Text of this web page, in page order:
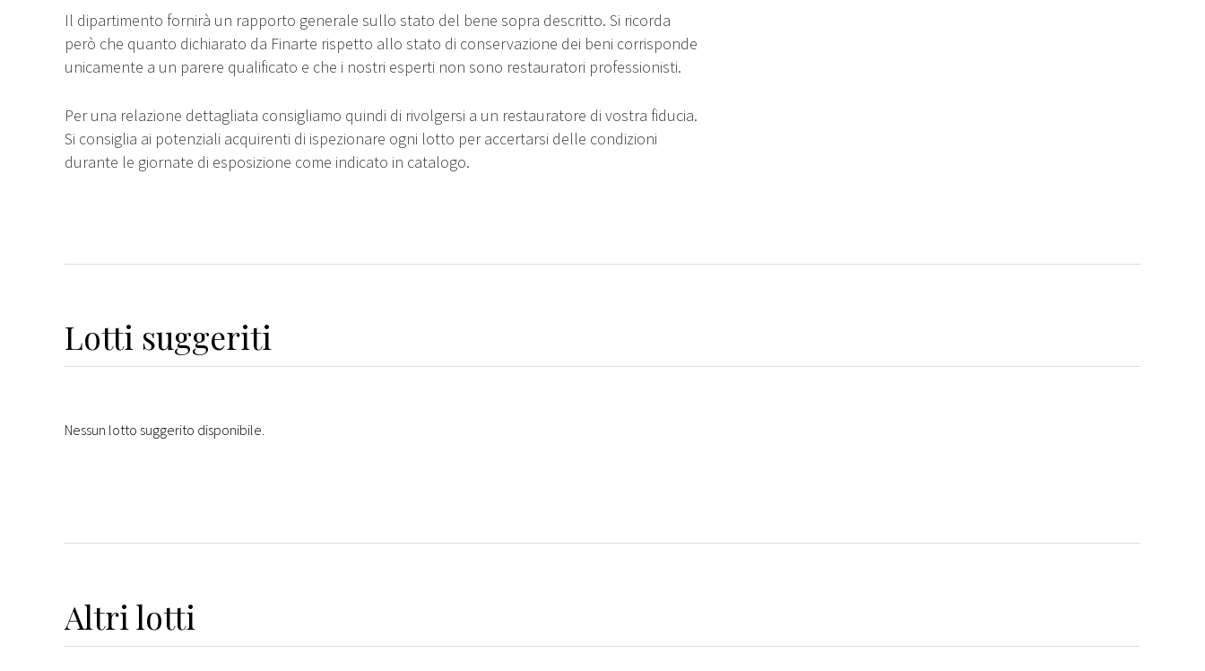
Il dipartimento fornirà un rapporto generale sullo stato del bene sopra descritto. Si ricorda
però che quanto dichiarato da Finarte rispetto allo stato di conservazione dei beni corrisponde
unicamente a un parere qualificato e che i nostri esperti non sono restauratori professionisti.
Per una relazione dettagliata consigliamo quindi di rivolgersi a un restauratore di vostra fiducia.
Si consiglia ai potenziali acquirenti di ispezionare ogni lotto per accertarsi delle condizioni
durante le giornate di esposizione come indicato in catalogo.
Lotti suggeriti
Nessun lotto suggerito disponibile.
Altri lotti